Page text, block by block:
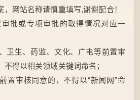
网站名称请慎重填写,谢谢配合！
批或专项审批的取得情况对应一
卫生、药监、文化、广电等前置审
得以相关领域关键词命名；
置审核同意的，不得以“新闻网”命